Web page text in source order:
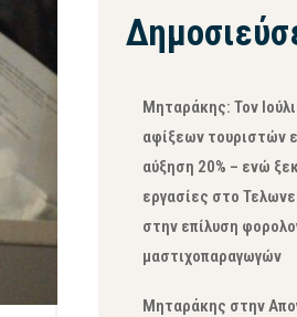
Μηταράκης: Τον
αφίξεων τουριστών
αύξηση 20% – ενώ
εργασίες στο
στην επίλυση
μαστιχοπαραγωγών
Μηταράκης στην